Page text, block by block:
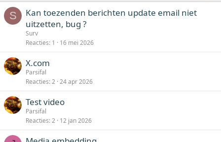
S
Kan toezenden berichten update email niet
uitzetten, bug ?
Surv
Reacties 1 16 mei 2026
X.com
Parsifal
Reacties 2 24 apr 2026
Test video
Parsifal
Reacties 2 12 jan 2026